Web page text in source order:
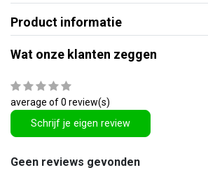
Product informatie
Wat onze klanten zeggen
average of 0 review(s)
Schrijf je eigen review
Geen reviews gevonden